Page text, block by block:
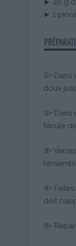
► 40 g
► 1
①• Dans
doux
②• Dans
fécule
③•
④•
doit
⑤•